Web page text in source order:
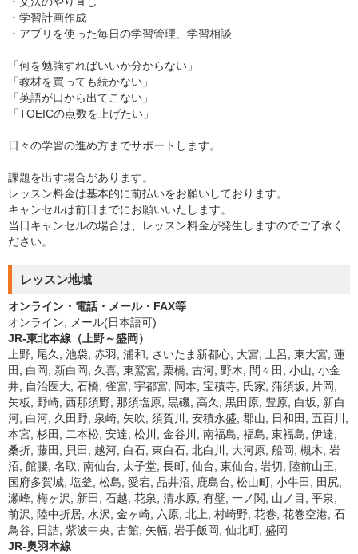
・学習計画作成
・アプリを使った毎日の学習管理、学習相談
「何を勉強すればいいか分からない」
「教材を買っても続かない」
「英語が口から出てこない」
「TOEICの点数を上げたい」
日々の学習の進め方までサポートします。
課題を出す場合があります。
レッスン料金は基本的に前払いをお願いしております。
キャンセルは前日までにお願いいたします。
当日キャンセルの場合は、レッスン料金が発生しますのでご了承く
ださい。
レッスン地域
オンライン・電話・メール・FAX等
オンライン, メール(日本語可)
JR-東北本線（上野～盛岡）
上野, 尾久, 池袋, 赤羽, 浦和, さいたま新都心, 大宮, 土呂, 東大宮, 蓮
田, 白岡, 新白岡, 久喜, 東鷲宮, 栗橋, 古河, 野木, 間々田, 小山, 小金
井, 自治医大, 石橋, 雀宮, 宇都宮, 岡本, 宝積寺, 氏家, 蒲須坂, 片岡,
矢板, 野崎, 西那須野, 那須塩原, 黒磯, 高久, 黒田原, 豊原, 白坂, 新白
河, 白河, 久田野, 泉崎, 矢吹, 須賀川, 安積永盛, 郡山, 日和田, 五百川,
本宮, 杉田, 二本松, 安達, 松川, 金谷川, 南福島, 福島, 東福島, 伊達,
桑折, 藤田, 貝田, 越河, 白石, 東白石, 北白川, 大河原, 船岡, 槻木, 岩
沼, 館腰, 名取, 南仙台, 太子堂, 長町, 仙台, 東仙台, 岩切, 陸前山王,
国府多賀城, 塩釜, 松島, 愛宕, 品井沼, 鹿島台, 松山町, 小牛田, 田尻,
瀬峰, 梅ヶ沢, 新田, 石越, 花泉, 清水原, 有壁, 一ノ関, 山ノ目, 平泉,
前沢, 陸中折居, 水沢, 金ヶ崎, 六原, 北上, 村崎野, 花巻, 花巻空港, 石
鳥谷, 日詰, 紫波中央, 古館, 矢幅, 岩手飯岡, 仙北町, 盛岡
JR-奥羽本線